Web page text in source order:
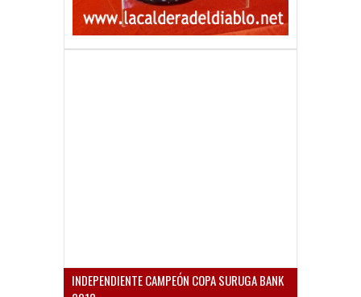
INDEPENDIENTE CAMPEÓN COPA SURUGA BANK